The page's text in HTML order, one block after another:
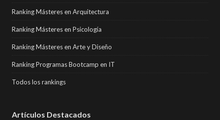
Ranking Másteres en Arquitectura
Ranking Másteres en Psicología
Ranking Másteres en Arte y Diseño
Ranking Programas Bootcamp en IT
Todos los rankings
Artículos Destacados